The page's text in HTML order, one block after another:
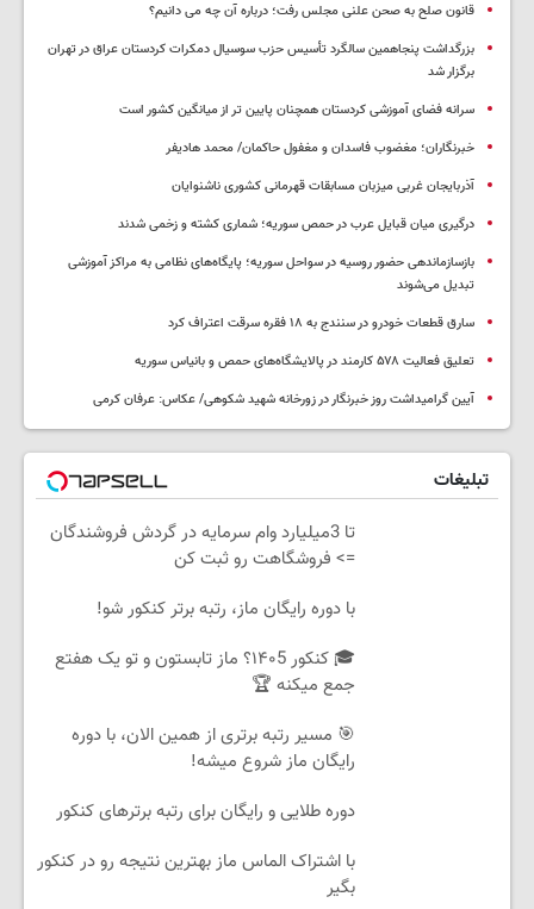
قانون صلح به صحن علنی مجلس رفت؛ درباره آن چه می دانیم؟
بزرگداشت پنجاهمین سالگرد تأسیس حزب سوسیال دمکرات کردستان عراق در تهران
برگزار شد
سرانه فضای آموزشی کردستان همچنان پایین تر از میانگین کشور است
خبرنگاران؛ مغضوب فاسدان و مغفول حاکمان/ محمد هادیفر
آذربایجان غربی میزبان مسابقات قهرمانی کشوری ناشنوایان
درگیری میان قبایل عرب در حمص سوریه؛ شماری کشته و زخمی شدند
بازسازماندهی حضور روسیه در سواحل سوریه؛ پایگاه‌های نظامی به مراکز آموزشی
تبدیل می‌شوند
سارق قطعات خودرو در سنندج به ۱۸ فقره سرقت اعتراف کرد
تعلیق فعالیت ۵۷۸ کارمند در پالایشگاه‌های حمص و بانیاس سوریه
آیین گرامیداشت روز خبرنگار در زورخانه شهید شکوهی/ عکاس: عرفان کرمی
تبلیغات
تا 3میلیارد وام سرمایه در گردش فروشندگان
=> فروشگاهت رو ثبت کن
با دوره رایگان ماز، رتبه برتر کنکور شو!
🎓 کنکور ۱۴۰5؟ ماز تابستون و تو یک هفتع
جمع میکنه 🏆
🎯 مسیر رتبه برتری از همین الان، با دوره
رایگان ماز شروع میشه!
دوره طلایی و رایگان برای رتبه برترهای کنکور
با اشتراک الماس ماز بهترین نتیجه رو در کنکور
بگیر